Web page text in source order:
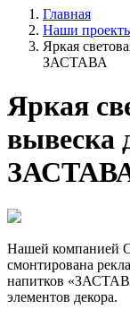
Главная
Наши
Яркая
ЗАСТАВА
Яркая
вывеска
Нашей компанией
смонтирована
напитков
элементов декора.